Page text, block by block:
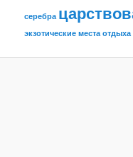
серебра
экзотические места отдыха